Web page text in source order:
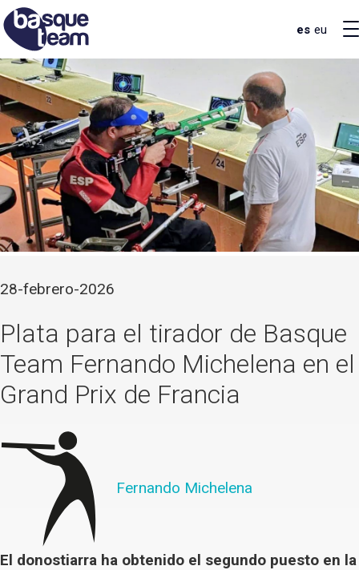
es eu
28-febrero-2026
Plata para el tirador de Basque
Team Fernando Michelena en el
Grand Prix de Francia
Fernando Michelena
El donostiarra ha obtenido el segundo puesto en la